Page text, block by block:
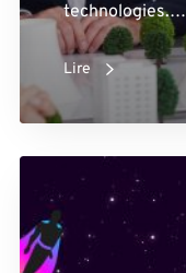
technologies.…
Lire